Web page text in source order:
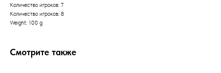
Количество игроков: 7
Количество игроков: 8
Weight: 100 g
Смотрите также